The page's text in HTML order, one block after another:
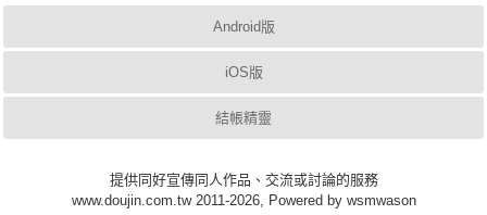
Android版
iOS版
結帳精靈
提供同好宣傳同人作品、交流或討論的服務
www.doujin.com.tw 2011-2026, Powered by wsmwason